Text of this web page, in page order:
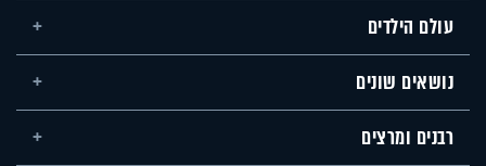
עולם הילדים
נושאים שונים
רבנים ומרצים